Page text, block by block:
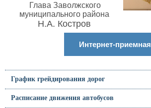
Глава Заволжского
муниципального района
Н.А. Костров
Интернет-приемная
График грейдирования дорог
Расписание движения автобусов